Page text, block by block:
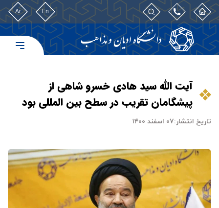
En
Ar
آیت الله سید هادی خسرو شاهی از
پیشگامان تقریب در سطح بین المللی بود
تاریخ انتشار:۰۷ اسفند ۱۴۰۰